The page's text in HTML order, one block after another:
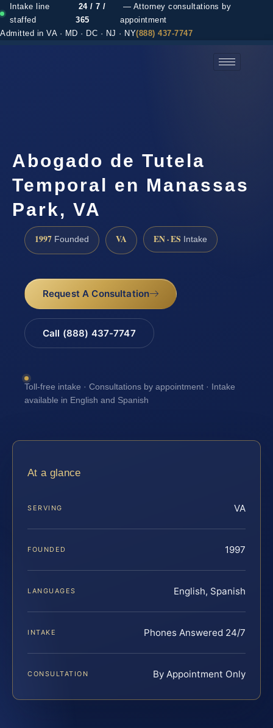
Intake line
staffed
24 / 7 /
365
— Attorney consultations by
appointment
Admitted in VA · MD · DC · NJ · NY(888) 437-7747
Abogado de Tutela
Temporal en Manassas
Park, VA
1997 Founded VA EN · ES Intake
Request A Consultation
Call (888) 437-7747
Toll-free intake · Consultations by appointment · Intake
available in English and Spanish
At a glance
SERVING VA
FOUNDED 1997
LANGUAGES English, Spanish
INTAKE Phones Answered 24/7
CONSULTATION By Appointment Only